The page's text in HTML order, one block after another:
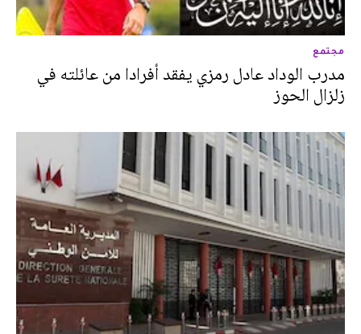
مجتمع
مدرب الوداد عادل رمزي يفقد أفرادا من عائلته في
زلزال الحوز